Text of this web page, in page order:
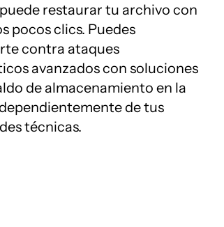
restaurar tu archivo con
pocos clics. Puedes
contra ataques
avanzados con soluciones
de almacenamiento en la
de tus
técnicas.